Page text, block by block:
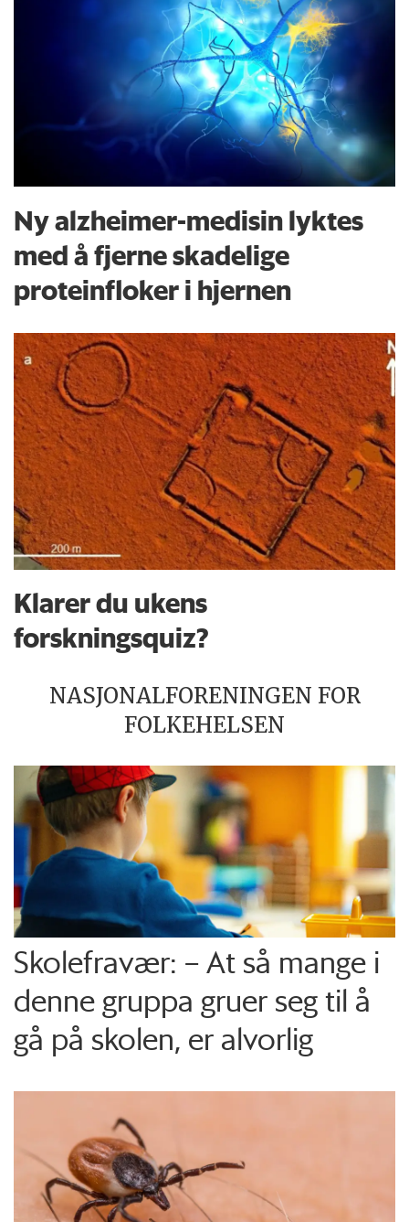
Ny alzheimer-medisin lyktes
med å fjerne skadelige
proteinfloker i hjernen
Klarer du ukens
forskningsquiz?
NASJONALFORENINGEN FOR
FOLKEHELSEN
Skolefravær: – At så mange i
denne gruppa gruer seg til å
gå på skolen, er alvorlig